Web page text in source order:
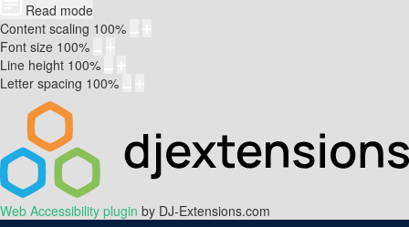
Read mode
Content scaling 100%
Font size 100%
Line height 100%
Letter spacing 100%
Web Accessibility plugin by DJ-Extensions.com